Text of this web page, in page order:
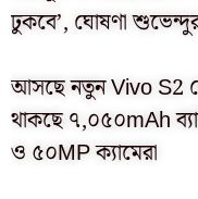
ঢুকবে’, ঘোষণা
আসছে নতুন Vivo S2
থাকছে ৭,০৫০mAh
ও ৫০MP ক্যামেরা